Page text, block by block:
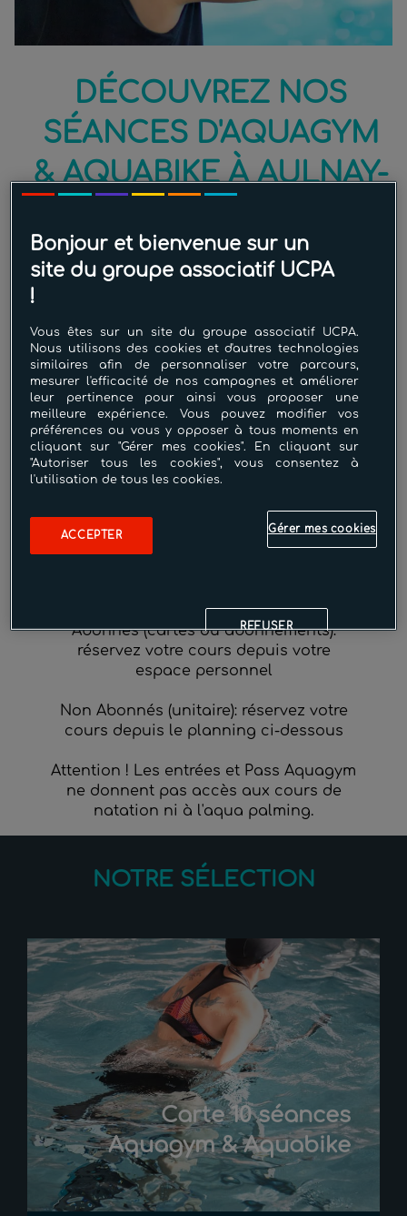
DÉCOUVREZ NOS
SÉANCES D'AQUAGYM
& AQUABIKE À AULNAY-
Le Centre Aqualudique L'odyssée avec UCPA
Aqua Stadium, c'est votre destination ultime
pour une remise en forme aquatique optimale !
Nos cours d'aquagym et d'aquabike à Blois
sont conçus pour vous offrir une expérience
unique alliant plaisir et bien-être.
des cours d'aquagym et d'aquabike toute la
semaine
des formules à la séance, à la carte ou en
abonnement
des coachs survoltés, une ambiance fun et
ouvert toute l'année, 7/7
Abonnés (cartes ou abonnements):
réservez votre cours depuis votre
espace personnel
Non Abonnés (unitaire): réservez votre
cours depuis le planning ci-dessous
Attention ! Les entrées et Pass Aquagym
ne donnent pas accès aux cours de
natation ni à l'aqua palming.
NOTRE SÉLECTION
Carte 10 séances
Aquagym & Aquabike
Bonjour et bienvenue sur un
site du groupe associatif UCPA
!
Vous êtes sur un site du groupe associatif UCPA.
Nous utilisons des cookies et d'autres technologies
similaires afin de personnaliser votre parcours,
mesurer l'efficacité de nos campagnes et améliorer
leur pertinence pour ainsi vous proposer une
meilleure expérience. Vous pouvez modifier vos
préférences ou vous y opposer à tous moments en
cliquant sur "Gérer mes cookies". En cliquant sur
"Autoriser tous les cookies", vous consentez à
l'utilisation de tous les cookies.
Gérer mes cookies
REFUSER
ACCEPTER